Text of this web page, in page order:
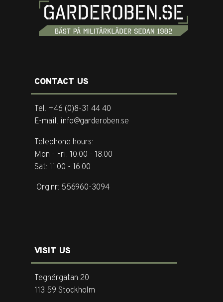
CONTACT US
Tel. +46 (0)8-31 44 40
E-mail. info@garderoben.se
Telephone hours:
Mon - Fri: 10.00 - 18.00
Sat: 11.00 - 16.00
Org.nr: 556960-3094
VISIT US
Tegnérgatan 20
113 59 Stockholm